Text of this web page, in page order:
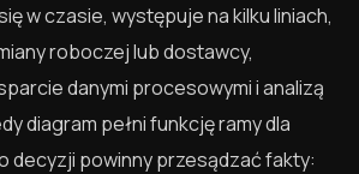
w czasie, występuje na kilku liniach,
roboczej lub dostawcy,
danymi procesowymi i analizą
diagram pełni funkcję ramy dla
decyzji powinny przesądzać fakty: